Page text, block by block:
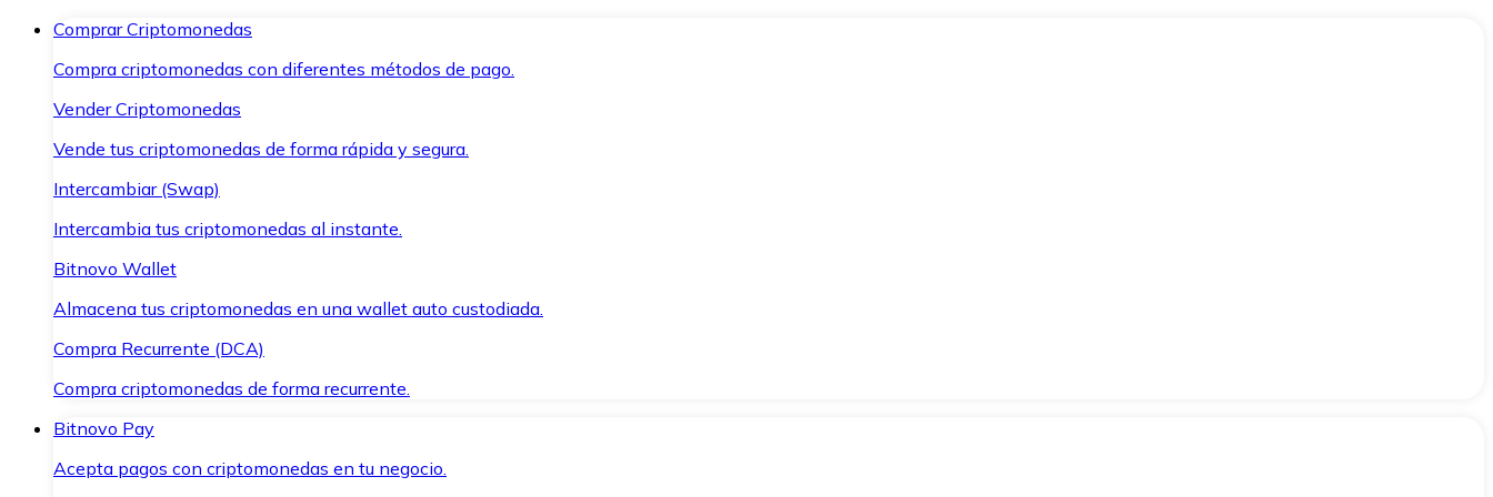
Comprar Criptomonedas
Compra criptomonedas con diferentes métodos de pago.
Vender Criptomonedas
Vende tus criptomonedas de forma rápida y segura.
Intercambiar (Swap)
Intercambia tus criptomonedas al instante.
Bitnovo Wallet
Almacena tus criptomonedas en una wallet auto custodiada.
Compra Recurrente (DCA)
Compra criptomonedas de forma recurrente.
Bitnovo Pay
Acepta pagos con criptomonedas en tu negocio.